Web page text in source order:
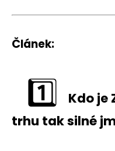
Článek:
1️⃣
Kdo je
trhu tak silné